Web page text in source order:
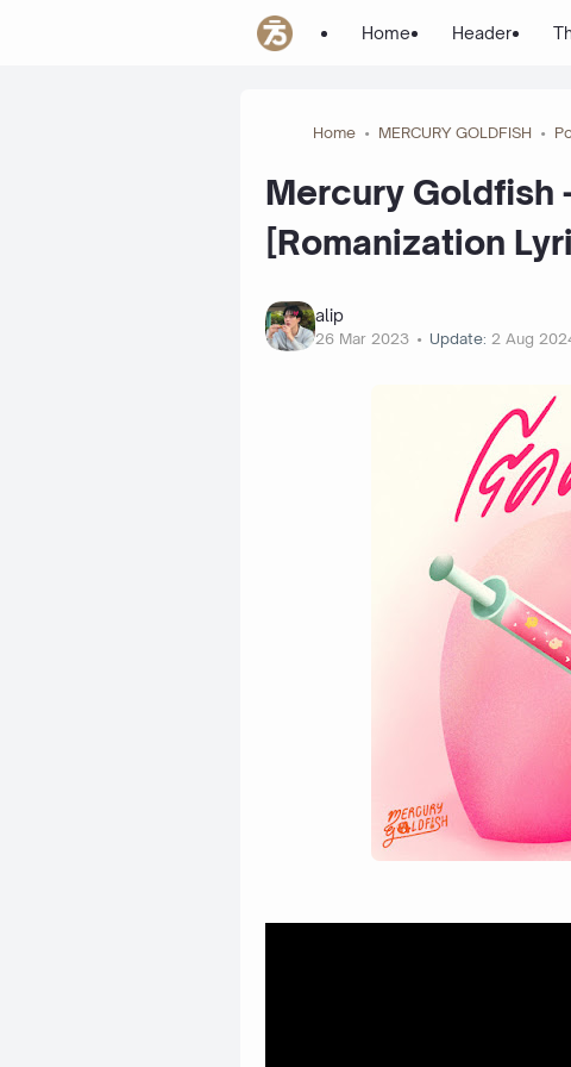
Home Header
Home MERCURY GOLDFISH
Mercury Goldfish
[Romanization
alip
26 Mar 2023 Update: 2 Aug